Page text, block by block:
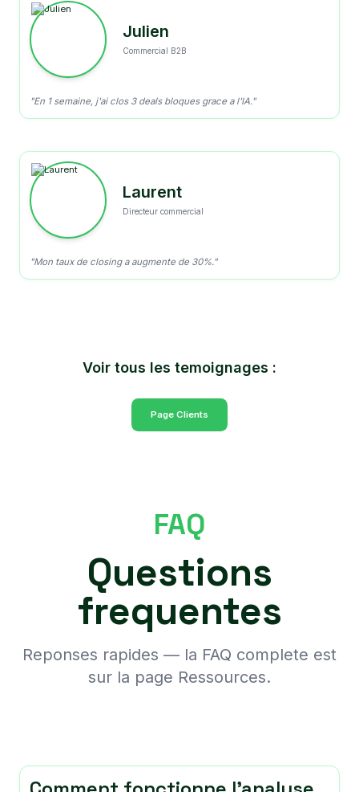
Julien
Commercial B2B
"En 1 semaine, j'ai clos 3 deals bloques grace a l'IA."
Laurent
Directeur commercial
"Mon taux de closing a augmente de 30%."
Voir tous les temoignages :
Page Clients
FAQ
Questions
frequentes
Reponses rapides — la FAQ complete est
sur la page Ressources.